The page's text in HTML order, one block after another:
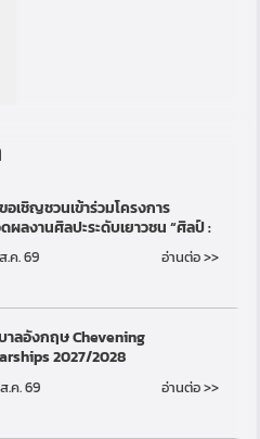
ขอเชิญชวนเข้าร่วมโครงการ
ผลงานศิลปะระดับเยาวชน “ศิลป์ :
รู้ใช้ รู้ค่า พัฒนา ต่อยอด (Art for
Futur...
.ค. 69 อ่านต่อ >>
าลอังกฤษ Chevening
2027/2028
.ค. 69 อ่านต่อ >>